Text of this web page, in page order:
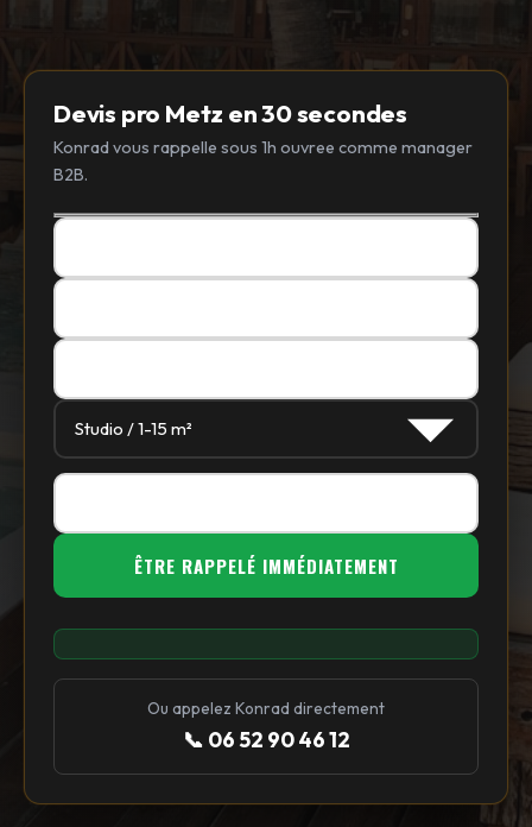
Devis pro Metz en 30 secondes
Konrad vous rappelle sous 1h ouvree comme manager
B2B.
Ou appelez Konrad directement
📞 06 52 90 46 12